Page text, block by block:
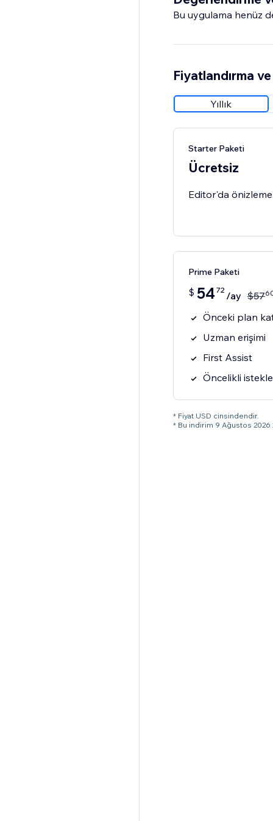
Bu uygulama henüz
Fiyatlandırma
Yıllık
Starter Paketi
Ücretsiz
Editor'da
Prime Paketi
$ 54 72 /ay $57
Önceki plan
Uzman erişimi
First Assist
Öncelikli
* Fiyat USD cinsindendir.
* Bu indirim 9 Ağustos 2026